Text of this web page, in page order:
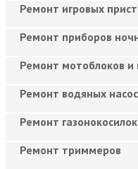
Ремонт игровых
Ремонт приборов
Ремонт мотоблоков и
Ремонт водяных
Ремонт газонокосилок
Ремонт триммеров